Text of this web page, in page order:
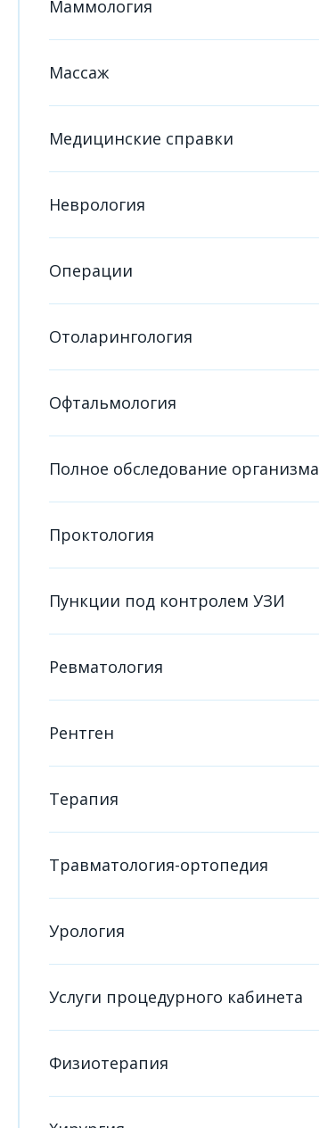
Маммология
Массаж
Медицинские справки
Неврология
Операции
Отоларингология
Офтальмология
Полное обследование организма
Проктология
Пункции под контролем УЗИ
Ревматология
Рентген
Терапия
Травматология-ортопедия
Урология
Услуги процедурного кабинета
Физиотерапия